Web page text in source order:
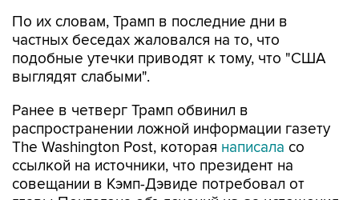
По их словам, Трамп в последние дни в
частных беседах жаловался на то, что
подобные утечки приводят к тому, что "США
выглядят слабыми".
Ранее в четверг Трамп обвинил в
распространении ложной информации газету
The Washington Post, которая написала со
ссылкой на источники, что президент на
совещании в Кэмп-Дэвиде потребовал от